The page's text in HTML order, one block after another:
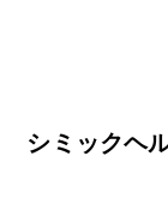
シミックヘ